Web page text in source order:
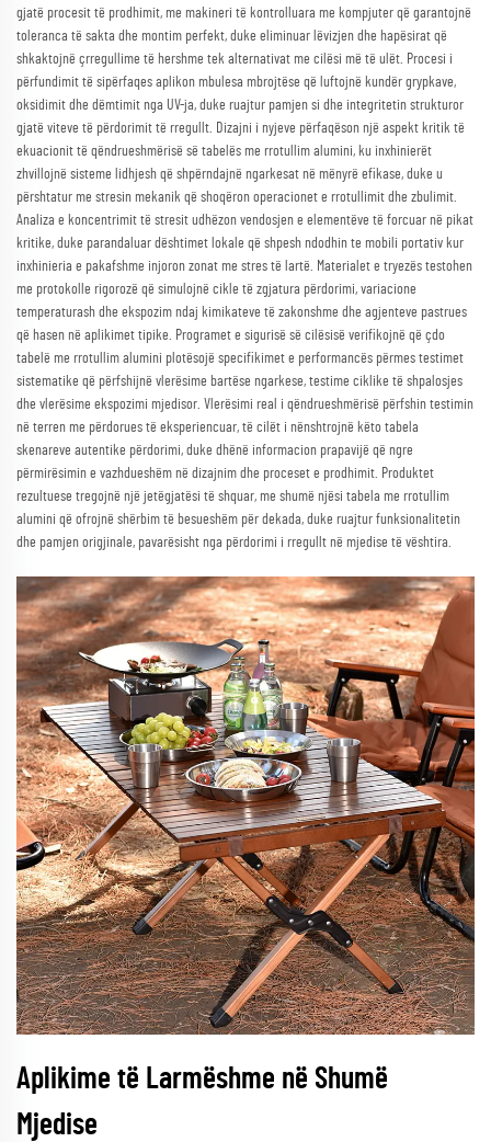
gjatë procesit të prodhimit, me makineri të kontrolluara me kompjuter që garantojnë
toleranca të sakta dhe montim perfekt, duke eliminuar lëvizjen dhe hapësirat që
shkaktojnë çrregullime të hershme tek alternativat me cilësi më të ulët. Procesi i
përfundimit të sipërfaqes aplikon mbulesa mbrojtëse që luftojnë kundër grypkave,
oksidimit dhe dëmtimit nga UV-ja, duke ruajtur pamjen si dhe integritetin strukturor
gjatë viteve të përdorimit të rregullt. Dizajni i nyjeve përfaqëson një aspekt kritik të
ekuacionit të qëndrueshmërisë së tabelës me rrotullim alumini, ku inxhinierët
zhvillojnë sisteme lidhjesh që shpërndajnë ngarkesat në mënyrë efikase, duke u
përshtatur me stresin mekanik që shoqëron operacionet e rrotullimit dhe zbulimit.
Analiza e koncentrimit të stresit udhëzon vendosjen e elementëve të forcuar në pikat
kritike, duke parandaluar dështimet lokale që shpesh ndodhin te mobili portativ kur
inxhinieria e pakafshme injoron zonat me stres të lartë. Materialet e tryezës testohen
me protokolle rigorozë që simulojnë cikle të zgjatura përdorimi, variacione
temperaturash dhe ekspozim ndaj kimikateve të zakonshme dhe agjenteve pastrues
që hasen në aplikimet tipike. Programet e sigurisë së cilësisë verifikojnë që çdo
tabelë me rrotullim alumini plotësojë specifikimet e performancës përmes testimet
sistematike që përfshijnë vlerësime bartëse ngarkese, testime ciklike të shpalosjes
dhe vlerësime ekspozimi mjedisor. Vlerësimi real i qëndrueshmërisë përfshin testimin
në terren me përdorues të eksperiencuar, të cilët i nënshtrojnë këto tabela
skenareve autentike përdorimi, duke dhënë informacion prapavijë që ngre
përmirësimin e vazhdueshëm në dizajnim dhe proceset e prodhimit. Produktet
rezultuese tregojnë një jetëgjatësi të shquar, me shumë njësi tabela me rrotullim
alumini që ofrojnë shërbim të besueshëm për dekada, duke ruajtur funksionalitetin
dhe pamjen origjinale, pavarësisht nga përdorimi i rregullt në mjedise të vështira.
Aplikime të Larmëshme në Shumë
Mjedise